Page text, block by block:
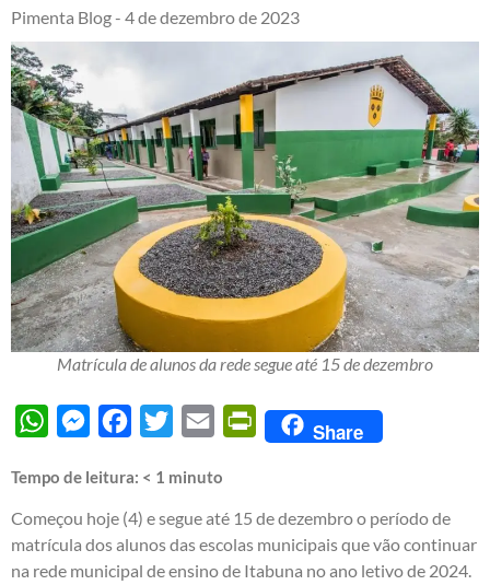
Pimenta Blog - 4 de dezembro de 2023
Matrícula de alunos da rede segue até 15 de dezembro
WhatsAppMessengerFacebook
Twitter Email PrintFriendly
Share
Tempo de leitura: < 1 minuto
Começou hoje (4) e segue até 15 de dezembro o período de
matrícula dos alunos das escolas municipais que vão continuar
na rede municipal de ensino de Itabuna no ano letivo de 2024.